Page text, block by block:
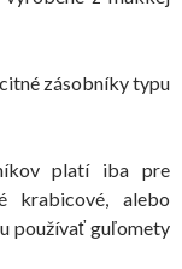
zásobníky typu
platí iba pre
krabicové, alebo
používať guľomety